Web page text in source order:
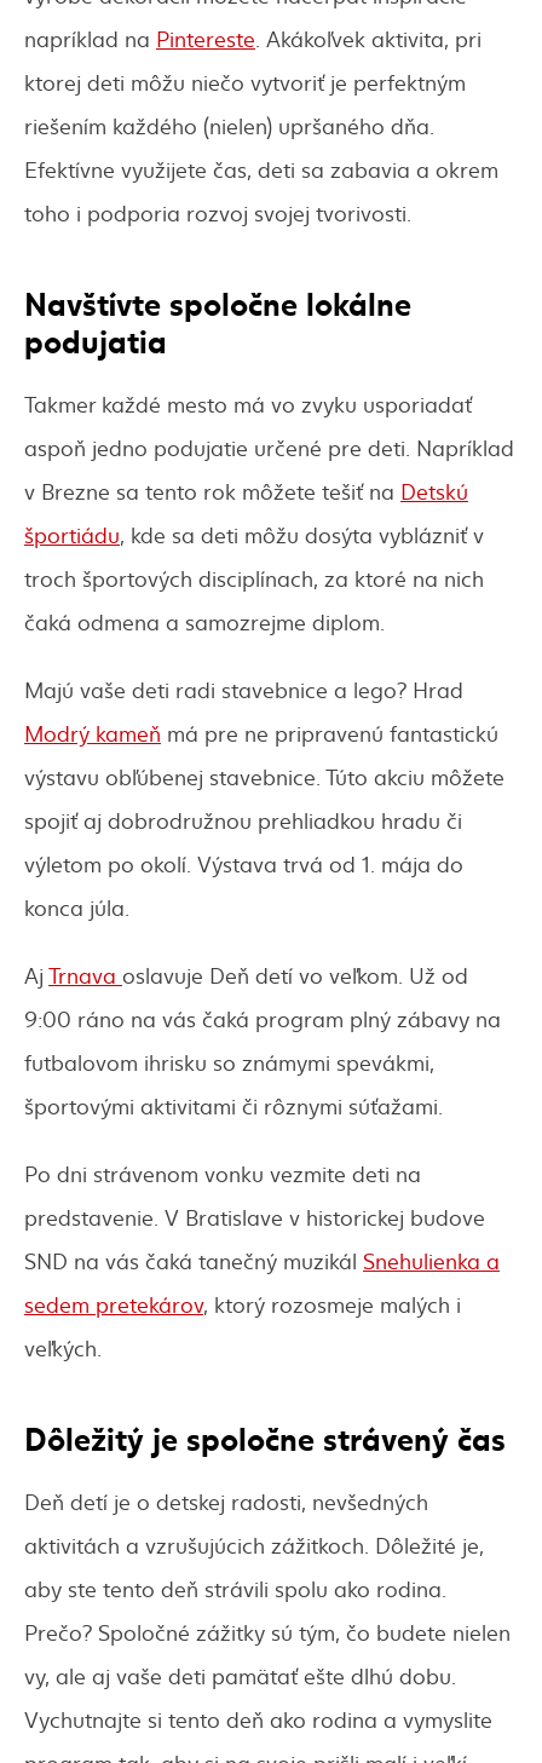
napríklad na Pintereste. Akákoľvek aktivita, pri
ktorej deti môžu niečo vytvoriť je perfektným
riešením každého (nielen) upršaného dňa.
Efektívne využijete čas, deti sa zabavia a okrem
toho i podporia rozvoj svojej tvorivosti.
Navštívte spoločne lokálne
podujatia
Takmer každé mesto má vo zvyku usporiadať
aspoň jedno podujatie určené pre deti. Napríklad
v Brezne sa tento rok môžete tešiť na Detskú
športiádu, kde sa deti môžu dosýta vyblázniť v
troch športových disciplínach, za ktoré na nich
čaká odmena a samozrejme diplom.
Majú vaše deti radi stavebnice a lego? Hrad
Modrý kameň má pre ne pripravenú fantastickú
výstavu obľúbenej stavebnice. Túto akciu môžete
spojiť aj dobrodružnou prehliadkou hradu či
výletom po okolí. Výstava trvá od 1. mája do
konca júla.
Aj Trnava oslavuje Deň detí vo veľkom. Už od
9:00 ráno na vás čaká program plný zábavy na
futbalovom ihrisku so známymi spevákmi,
športovými aktivitami či rôznymi súťažami.
Po dni strávenom vonku vezmite deti na
predstavenie. V Bratislave v historickej budove
SND na vás čaká tanečný muzikál Snehulienka a
sedem pretekárov, ktorý rozosmeje malých i
veľkých.
Dôležitý je spoločne strávený čas
Deň detí je o detskej radosti, nevšedných
aktivitách a vzrušujúcich zážitkoch. Dôležité je,
aby ste tento deň strávili spolu ako rodina.
Prečo? Spoločné zážitky sú tým, čo budete nielen
vy, ale aj vaše deti pamätať ešte dlhú dobu.
Vychutnajte si tento deň ako rodina a vymyslite